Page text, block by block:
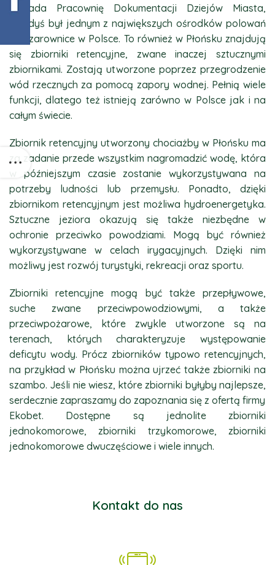
posiada Pracownię Dokumentacji Dziejów Miasta,
niegdyś był jednym z największych ośrodków polowań
na czarownice w Polsce. To również w Płońsku znajdują
się zbiorniki retencyjne, zwane inaczej sztucznymi
zbiornikami. Zostają utworzone poprzez przegrodzenie
wód rzecznych za pomocą zapory wodnej. Pełnią wiele
funkcji, dlatego też istnieją zarówno w Polsce jak i na
całym świecie.
Zbiornik retencyjny utworzony chociażby w Płońsku ma
za zadanie przede wszystkim nagromadzić wodę, która
w późniejszym czasie zostanie wykorzystywana na
potrzeby ludności lub przemysłu. Ponadto, dzięki
zbiornikom retencyjnym jest możliwa hydroenergetyka.
Sztuczne jeziora okazują się także niezbędne w
ochronie przeciwko powodziami. Mogą być również
wykorzystywane w celach irygacyjnych. Dzięki nim
możliwy jest rozwój turystyki, rekreacji oraz sportu.
Zbiorniki retencyjne mogą być także przepływowe,
suche zwane przeciwpowodziowymi, a także
przeciwpożarowe, które zwykle utworzone są na
terenach, których charakteryzuje występowanie
deficytu wody. Prócz zbiorników typowo retencyjnych,
na przykład w Płońsku można ujrzeć także zbiorniki na
szambo. Jeśli nie wiesz, które zbiorniki byłyby najlepsze,
serdecznie zapraszamy do zapoznania się z ofertą firmy
Ekobet. Dostępne są jednolite zbiorniki
jednokomorowe, zbiorniki trzykomorowe, zbiorniki
jednokomorowe dwuczęściowe i wiele innych.
Kontakt do nas